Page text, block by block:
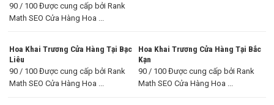
90 / 100 Được cung cấp bởi Rank
Math SEO Cửa Hàng Hoa ...
Hoa Khai Trương Cửa Hàng Tại Bạc
Liêu
90 / 100 Được cung cấp bởi Rank
Math SEO Cửa Hàng Hoa ...
Hoa Khai Trương Cửa Hàng Tại Bắc
Kạn
90 / 100 Được cung cấp bởi Rank
Math SEO Cửa Hàng Hoa ...